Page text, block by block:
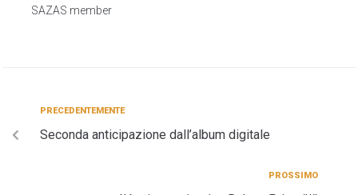
SAZAS member
PRECEDENTEMENTE
Seconda anticipazione dall’album digitale
PROSSIMO